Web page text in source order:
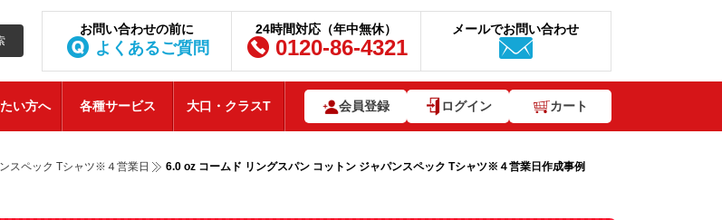
お問い合わせの前に
よくあるご質問
24時間対応（年中無休）
0120-86-4321
メールでお問い合わせ
い方へ 各種サービス 大口・クラスT 会員登録 ログイン カート
スペック Tシャツ※４営業日
6.0 oz コームド リングスパン コットン ジャパンスペック Tシャツ※４営業日作成事例